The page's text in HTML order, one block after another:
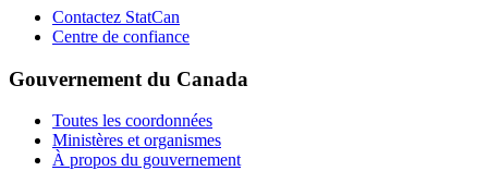
Contactez StatCan
Centre de confiance
Gouvernement du Canada
Toutes les coordonnées
Ministères et organismes
À propos du gouvernement